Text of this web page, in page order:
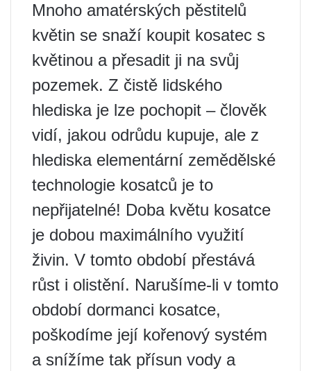
Mnoho amatérských pěstitelů
květin se snaží koupit kosatec s
květinou a přesadit ji na svůj
pozemek. Z čistě lidského
hlediska je lze pochopit – člověk
vidí, jakou odrůdu kupuje, ale z
hlediska elementární zemědělské
technologie kosatců je to
nepřijatelné! Doba květu kosatce
je dobou maximálního využití
živin. V tomto období přestává
růst i olistění. Narušíme-li v tomto
období dormanci kosatce,
poškodíme její kořenový systém
a snížíme tak přísun vody a